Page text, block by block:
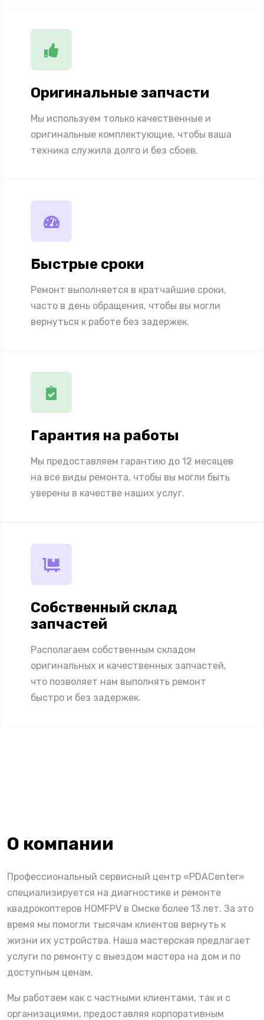
Оригинальные запчасти
Мы используем только качественные и
оригинальные комплектующие, чтобы ваша
техника служила долго и без сбоев.
Быстрые сроки
Ремонт выполняется в кратчайшие сроки,
часто в день обращения, чтобы вы могли
вернуться к работе без задержек.
Гарантия на работы
Мы предоставляем гарантию до 12 месяцев
на все виды ремонта, чтобы вы могли быть
уверены в качестве наших услуг.
Собственный склад
запчастей
Располагаем собственным складом
оригинальных и качественных запчастей,
что позволяет нам выполнять ремонт
быстро и без задержек.
О компании
Профессиональный сервисный центр «PDACenter»
специализируется на диагностике и ремонте
квадрокоптеров HOMFPV в Омске более 13 лет. За это
время мы помогли тысячам клиентов вернуть к
жизни их устройства. Наша мастерская предлагает
услуги по ремонту с выездом мастера на дом и по
доступным ценам.
Мы работаем как с частными клиентами, так и с
организациями, предоставляя корпоративным